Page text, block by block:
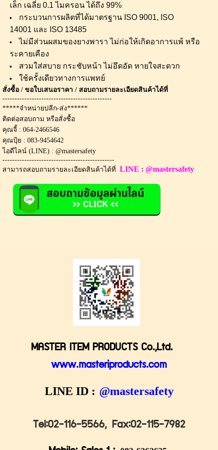
เล็ก เฉลี่ย 0.1ไมครอน ได้ถึง 99%
กระบวนการผลิตที่ได้มาตรฐาน ISO 9001, ISO
14001 และ
ISO 13485
ไม่มีส่วนผสมของยางพารา ไม่ก่อให้เกิดอาการแพ้ หรือ
ระคายเคือง
สวมใส่สบาย กระชับหน้า ไม่อึดอัด หายใจสะดวก
ใช้ครั้งเดียวทางการแพทย์
สั่งซื้อ / ขอใบเสนอราคา / สอบถามรายละเอียดสินค้าได้ที่
---------------------------------------------
*****จำหน่ายปลีก-ส่ง******
ติดต่อสอบถาม หรือสั่งซื้อ
คุณจี้ : 064-2466546
คุณปุ้ย : 083-9454642
ไอดีไลน์ (LINE) : @mastersafety
----------------------------------------------
สามารถสอบถามรายละเอียดสินค้าได้ที่ LINE : @mastersafety
MASTER ITEM PRODUCTS Co.,Ltd.
www.masteriproducts.com
LINE ID : @mastersafety
Tel:02-116-5566, Fax:02-115-7982